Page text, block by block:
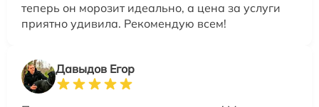
теперь он морозит идеально, а цена за услуги
приятно удивила. Рекомендую всем!
Давыдов Егор